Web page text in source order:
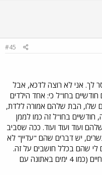
#45
לך. אני לא רוצה לדכא, אבל
בחו"ל כי: אחד הילדים
שלו, הבת שלהם אמורה ללדת,
בחו"ל זה כמו לממן
ועוד ועוד ועוד. ככה שסביב
העשרים, יש דברים שהם "עדיין" לא
שהם בכלל חושבים על זה.
יש להם הנאות אחרות לגמרי בחיים (כמו 4 ימים באתונה עם